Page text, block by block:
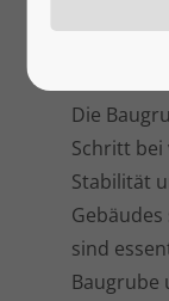
Die
Schritt bei
Stabilität
sind
Baugrube